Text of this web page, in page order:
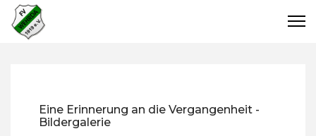
Eine Erinnerung an die Vergangenheit -
Bildergalerie